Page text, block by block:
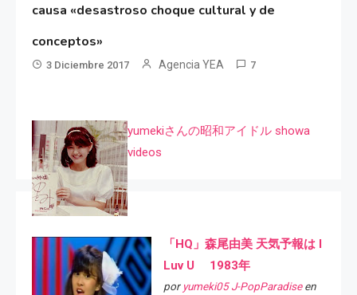
causa «desastroso choque cultural y de
conceptos»
3 Diciembre 2017 Agencia YEA 7
yumekiさんの昭和アイドル showa
videos
「HQ」森尾由美 天気予報は I
Luv U 1983年
por yumeki05 J-PopParadiseen